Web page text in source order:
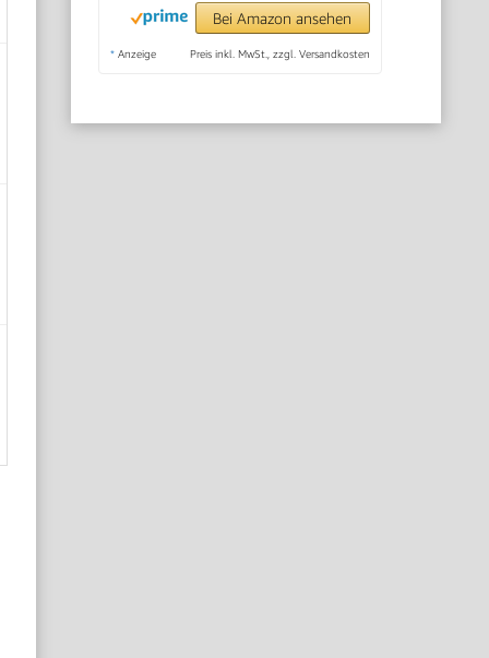
Bei Amazon ansehen
* Anzeige Preis inkl. MwSt., zzgl. Versandkosten